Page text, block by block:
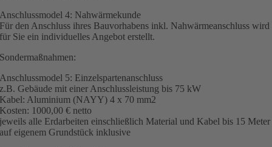
Anschlussmodel 4: Nahwärmekunde
Für den Anschluss ihres Bauvorhabens inkl. Nahwärmeanschluss wird
für Sie ein individuelles Angebot erstellt.
Sondermaßnahmen:
Anschlussmodel 5: Einzelspartenanschluss
z.B. Gebäude mit einer Anschlussleistung bis 75 kW
Kabel: Aluminium (NAYY) 4 x 70 mm2
Kosten: 1000,00 € netto
jeweils alle Erdarbeiten einschließlich Material und Kabel bis 15 Meter
auf eigenem Grundstück inklusive